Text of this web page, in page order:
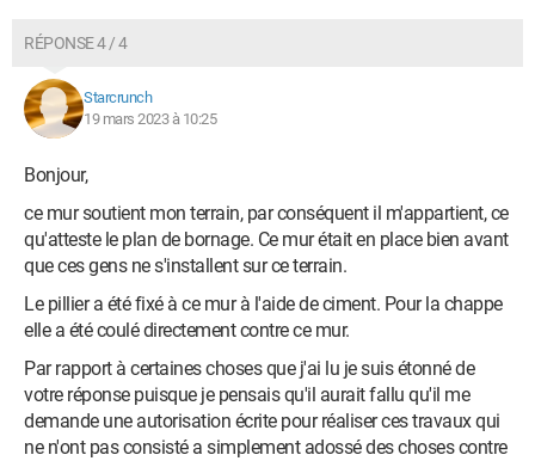
RÉPONSE 4 / 4
Starcrunch
19 mars 2023 à 10:25
Bonjour,
ce mur soutient mon terrain, par conséquent il m'appartient, ce
qu'atteste le plan de bornage. Ce mur était en place bien avant
que ces gens ne s'installent sur ce terrain.
Le pillier a été fixé à ce mur à l'aide de ciment. Pour la chappe
elle a été coulé directement contre ce mur.
Par rapport à certaines choses que j'ai lu je suis étonné de
votre réponse puisque je pensais qu'il aurait fallu qu'il me
demande une autorisation écrite pour réaliser ces travaux qui
ne n'ont pas consisté a simplement adossé des choses contre